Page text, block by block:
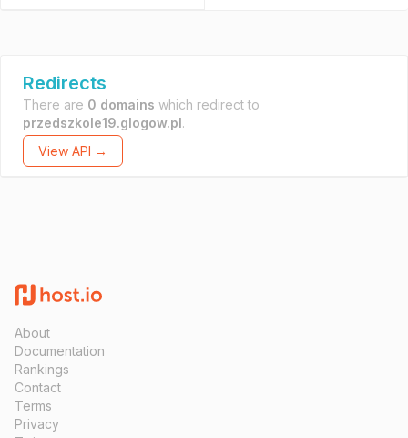
Redirects
There are 0 domains which redirect to
przedszkole19.glogow.pl.
View API →
About
Documentation
Rankings
Contact
Terms
Privacy